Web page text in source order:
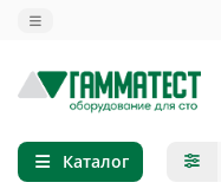
Каталог